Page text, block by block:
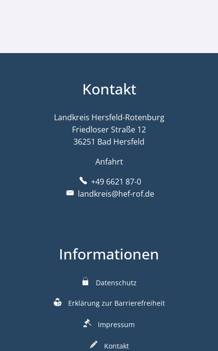
Kontakt
Landkreis Hersfeld-Rotenburg
Friedloser Straße 12
36251 Bad Hersfeld
Anfahrt
+49 6621 87-0
landkreis@hef-rof.de
Informationen
Datenschutz
Erklärung zur Barrierefreiheit
Impressum
Kontakt